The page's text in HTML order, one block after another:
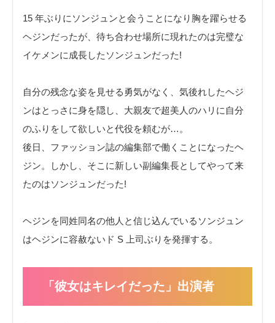
15 年ぶりにソンジュンと会うことになり胸を躍らせる
ヘジンだったが、待ち合わせ場所に現れたのは完璧な
イケメンに成長したソンジュンだった!
自分の残念な姿を見せる勇気がなく、気後れしたヘジ
ンはとっさに身を隠し、大親友で超美人のハリに自分
のふりをして欲しいと代役を頼むが…。
後日、ファッション誌の編集部で働くことになったヘ
ジン。しかし、そこに新しい副編集長としてやって来
たのはソンジュンだった!
ヘジンを同姓同名の他人と信じ込んでいるソンジュン
はヘジンに容赦ないド S 上司ぶりを発揮する。
「彼女はキレイだった」出演者